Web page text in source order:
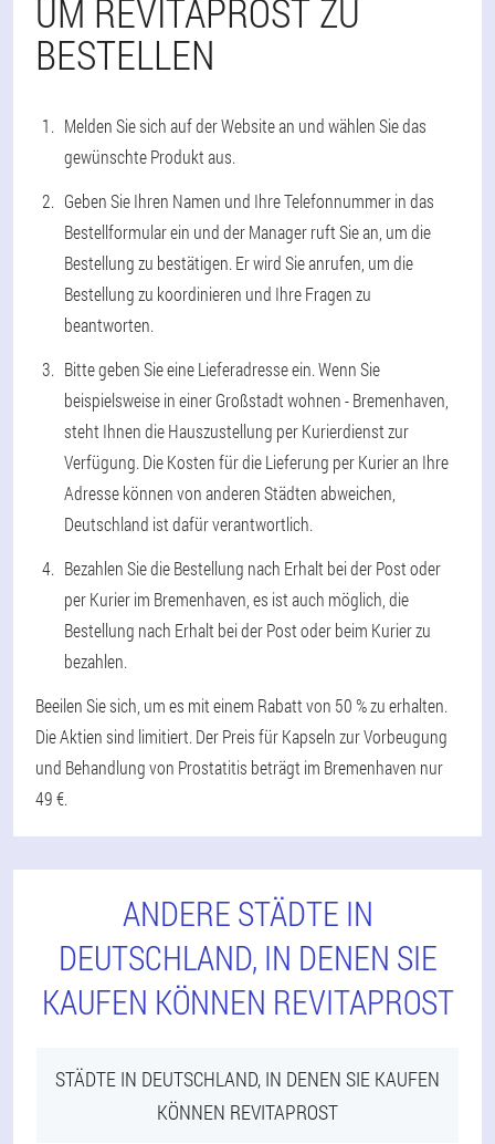
UM REVITAPROST ZU
BESTELLEN
Melden Sie sich auf der Website an und wählen Sie das
gewünschte Produkt aus.
Geben Sie Ihren Namen und Ihre Telefonnummer in das
Bestellformular ein und der Manager ruft Sie an, um die
Bestellung zu bestätigen. Er wird Sie anrufen, um die
Bestellung zu koordinieren und Ihre Fragen zu
beantworten.
Bitte geben Sie eine Lieferadresse ein. Wenn Sie
beispielsweise in einer Großstadt wohnen - Bremenhaven,
steht Ihnen die Hauszustellung per Kurierdienst zur
Verfügung. Die Kosten für die Lieferung per Kurier an Ihre
Adresse können von anderen Städten abweichen,
Deutschland ist dafür verantwortlich.
Bezahlen Sie die Bestellung nach Erhalt bei der Post oder
per Kurier im Bremenhaven, es ist auch möglich, die
Bestellung nach Erhalt bei der Post oder beim Kurier zu
bezahlen.
Beeilen Sie sich, um es mit einem Rabatt von 50 % zu erhalten.
Die Aktien sind limitiert. Der Preis für Kapseln zur Vorbeugung
und Behandlung von Prostatitis beträgt im Bremenhaven nur
49 €.
ANDERE STÄDTE IN
DEUTSCHLAND, IN DENEN SIE
KAUFEN KÖNNEN REVITAPROST
STÄDTE IN DEUTSCHLAND, IN DENEN SIE KAUFEN
KÖNNEN REVITAPROST